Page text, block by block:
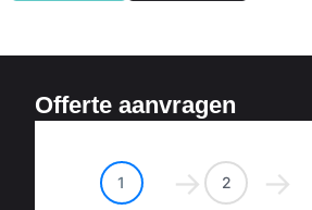
Offerte aanvragen